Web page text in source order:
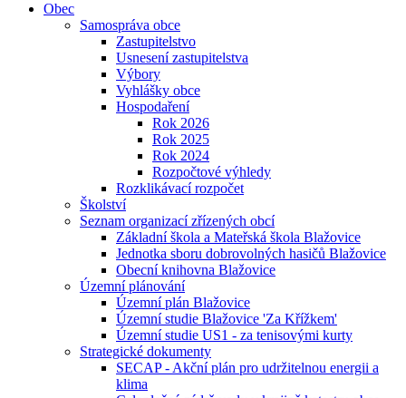
Obec
Samospráva obce
Zastupitelstvo
Usnesení zastupitelstva
Výbory
Vyhlášky obce
Hospodaření
Rok 2026
Rok 2025
Rok 2024
Rozpočtové výhledy
Rozklikávací rozpočet
Školství
Seznam organizací zřízených obcí
Základní škola a Mateřská škola Blažovice
Jednotka sboru dobrovolných hasičů Blažovice
Obecní knihovna Blažovice
Územní plánování
Územní plán Blažovice
Územní studie Blažovice 'Za Křížkem'
Územní studie US1 - za tenisovými kurty
Strategické dokumenty
SECAP - Akční plán pro udržitelnou energii a
klima